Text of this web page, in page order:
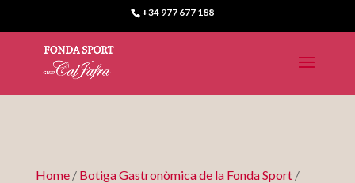
+34 977 677 188
Home/ Botiga Gastronòmica de la Fonda Sport/